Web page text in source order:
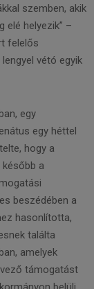
szemben, akik
elé helyezik” –
felelős
vétó egyik
egy
egy héttel
hogy a
a
beszédében a
hasonlította,
találta
amelyek
támogatást